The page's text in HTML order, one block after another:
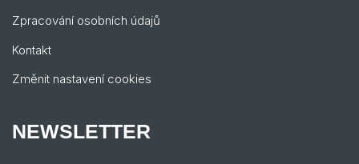
Zpracování osobních údajů
Kontakt
Změnit nastavení cookies
NEWSLETTER